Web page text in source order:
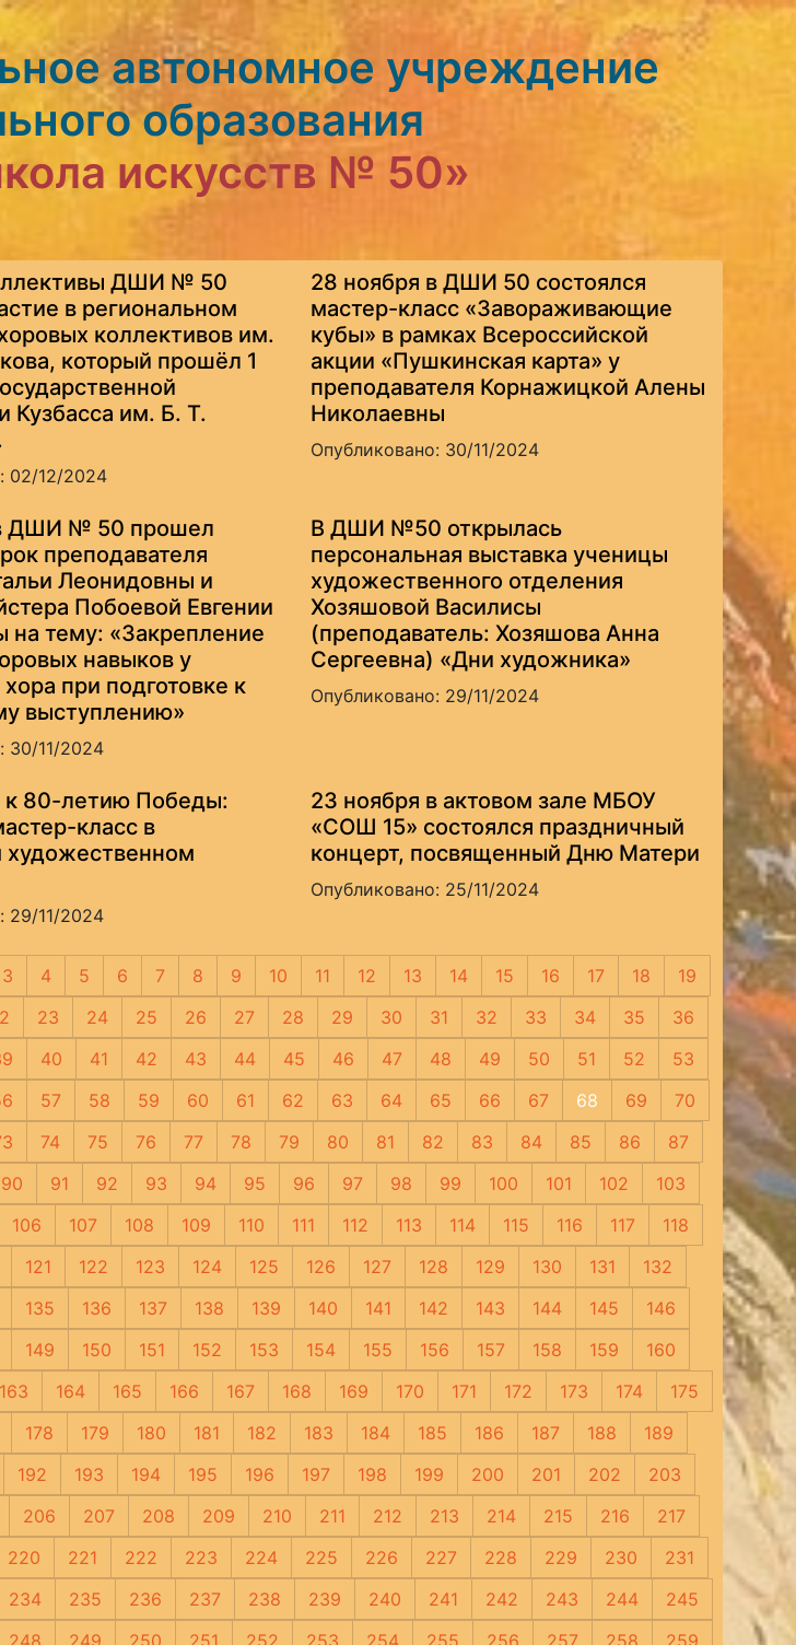
автономное учреждение
образования
искусств № 50»
ДШИ № 50
в региональном
коллективов им.
который прошёл 1
Кузбасса им. Б. Т.
02/12/2024
28 ноября в ДШИ 50 состоялся
мастер-класс «Завораживающие
кубы» в рамках Всероссийской
акции «Пушкинская карта» у
преподавателя Корнажицкой Алены
Николаевны
Опубликовано: 30/11/2024
ДШИ № 50 прошел
преподавателя
Леонидовны и
Побоевой Евгении
на тему: «Закрепление
навыков у
при подготовке к
выступлению»
30/11/2024
В ДШИ №50 открылась
персональная выставка ученицы
художественного отделения
Хозяшовой Василисы
(преподаватель: Хозяшова Анна
Сергеевна) «Дни художника»
Опубликовано: 29/11/2024
к 80-летию Победы:
класс в
художественном
29/11/2024
23 ноября в актовом зале МБОУ
«СОШ 15» состоялся праздничный
концерт, посвященный Дню Матери
Опубликовано: 25/11/2024
3 4 5 6 7 8 9 10 11 12 13 14 15 16 17 18
19
23 24 25 26 27 28 29 30 31 32 33 34 35
36
40 41 42 43 44 45 46 47 48 49 50 51 52
53
57 58 59 60 61 62 63 64 65 66 67 68 69
70
74 75 76 77 78 79 80 81 82 83 84 85 86
87
90 91 92 93 94 95 96 97 98 99 100 101 102
103
106 107 108 109 110 111 112 113 114 115 116 117
118
121 122 123 124 125 126 127 128 129 130 131
132
135 136 137 138 139 140 141 142 143 144 145
146
149 150 151 152 153 154 155 156 157 158 159
160
163 164 165 166 167 168 169 170 171 172 173 174
175
178 179 180 181 182 183 184 185 186 187 188
189
192 193 194 195 196 197 198 199 200 201 202
203
206 207 208 209 210 211 212 213 214 215 216
217
220 221 222 223 224 225 226 227 228 229 230
231
234 235 236 237 238 239 240 241 242 243 244
245
248 249 250 251 252 253 254 255 256 257 258
259